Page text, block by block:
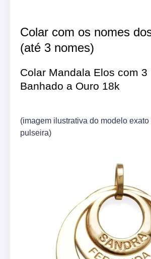
Colar com os nomes
(até 3 nomes)
Colar Mandala Elos com 3
Banhado a Ouro 18k
(imagem ilustrativa do modelo exato
pulseira)